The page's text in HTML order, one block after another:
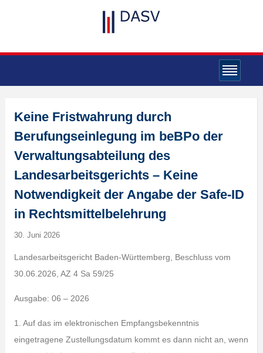
Keine Fristwahrung durch
Berufungseinlegung im beBPo der
Verwaltungsabteilung des
Landesarbeitsgerichts – Keine
Notwendigkeit der Angabe der Safe-ID
in Rechtsmittelbelehrung
30. Juni 2026
Landesarbeitsgericht Baden-Württemberg, Beschluss vom
30.06.2026, AZ 4 Sa 59/25
Ausgabe: 06 – 2026
1. Auf das im elektronischen Empfangsbekenntnis
eingetragene Zustellungsdatum kommt es dann nicht an, wenn